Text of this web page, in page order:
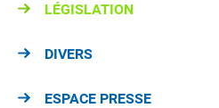
LÉGISLATION
DIVERS
ESPACE PRESSE